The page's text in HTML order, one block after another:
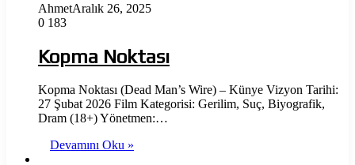
AhmetAralık 26, 2025
0 183
Kopma Noktası
Kopma Noktası (Dead Man’s Wire) – Künye Vizyon Tarihi:
27 Şubat 2026 Film Kategorisi: Gerilim, Suç, Biyografik,
Dram (18+) Yönetmen:…
Devamını Oku »